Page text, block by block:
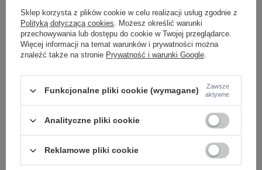
OKAZJA
Lampa sufitowa BARIK LED Paul Neuhaus 6524-18
389,00 zł / szt.
339,00 zł +14%
Lampa sufitowa
259,00 zł
Sklep korzysta z plików cookie w celu realizacji usług zgodnie z
Polityką dotyczącą cookies. Możesz określić warunki
przechowywania lub dostępu do cookie w Twojej przeglądarce.
Więcej informacji na temat warunków i prywatności można
znaleźć także na stronie Prywatność i warunki Google.
Funkcjonalne pliki cookie (wymagane)
Zawsze
aktywne
Analityczne pliki cookie
Reklamowe pliki cookie